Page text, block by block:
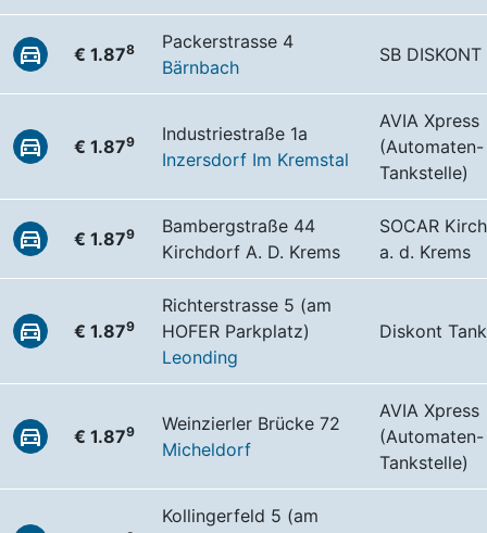
€ 1.878
Packerstrasse 4
Bärnbach
SB
€ 1.879
Industriestraße 1a
Inzersdorf Im Kremstal
AVIA Xpress
(Automaten-
Tankstelle)
€ 1.879
Bambergstraße 44
Kirchdorf A. D. Krems
SOCAR
a. d. Krems
€ 1.879
Richterstrasse 5 (am
HOFER Parkplatz)
Leonding
Diskont
€ 1.879
Weinzierler Brücke 72
Micheldorf
AVIA Xpress
(Automaten-
Tankstelle)
Kollingerfeld 5 (am